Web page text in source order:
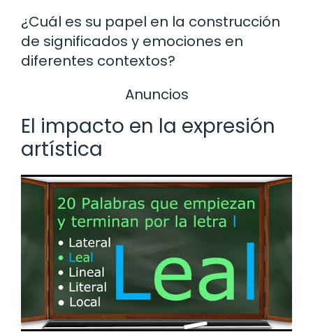
¿Cuál es su papel en la construcción
de significados y emociones en
diferentes contextos?
Anuncios
El impacto en la expresión
artística